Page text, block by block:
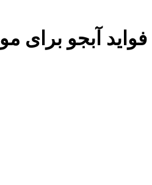
فواید آبجو برای مو